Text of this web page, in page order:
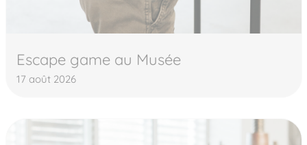
Escape game au Musée
17 août 2026